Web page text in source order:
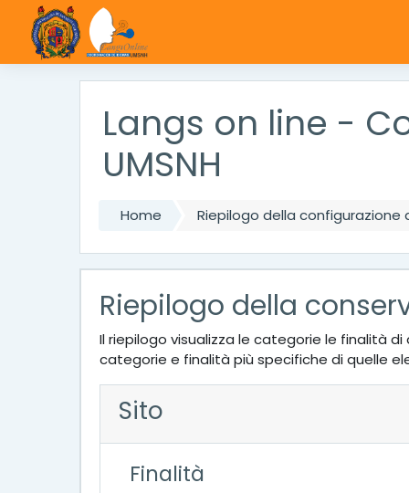
Vai al contenuto principale
Langs on line -
UMSNH
Home Riepilogo della configurazione
Riepilogo della
Il riepilogo visualizza le categorie le finalità
categorie e finalità più specifiche di quelle
Sito
Finalità